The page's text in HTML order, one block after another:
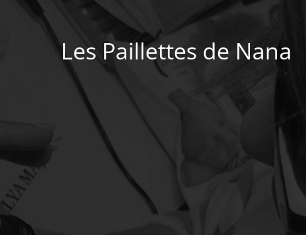
Les Paillettes de Nana